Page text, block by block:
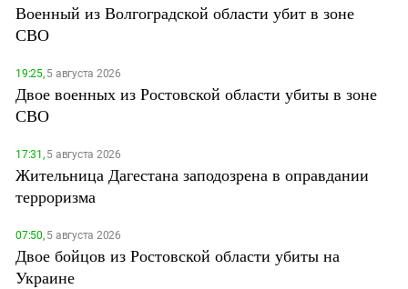
Военный из Волгоградской области убит в зоне
СВО
19:25,5 августа 2026
Двое военных из Ростовской области убиты в зоне
СВО
17:31,5 августа 2026
Жительница Дагестана заподозрена в оправдании
терроризма
07:50,5 августа 2026
Двое бойцов из Ростовской области убиты на
Украине